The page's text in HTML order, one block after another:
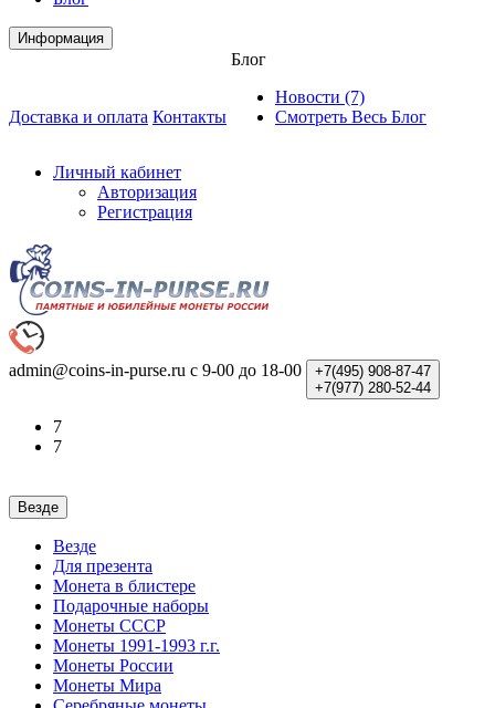
Информация
Доставка и оплата Контакты
Блог
Новости (7)
Смотреть Весь Блог
Личный кабинет
Авторизация
Регистрация
admin@coins-in-purse.ru с 9-00 до 18-00 +7(495) 908-87-47
+7(977) 280-52-44
7
7
Везде
Везде
Для презента
Монета в блистере
Подарочные наборы
Монеты СССР
Монеты 1991-1993 г.г.
Монеты России
Монеты Мира